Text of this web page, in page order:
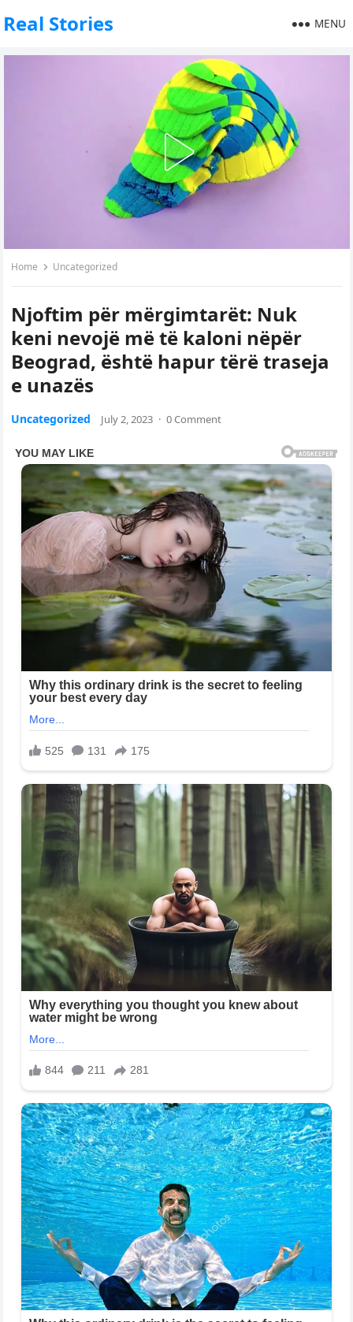
Real Stories MENU
Home Uncategorized
Njoftim për mërgimtarët: Nuk
keni nevojë më të kaloni nëpër
Beograd, është hapur tërë traseja
e unazës
Uncategorized July 2, 2023 · 0 Comment